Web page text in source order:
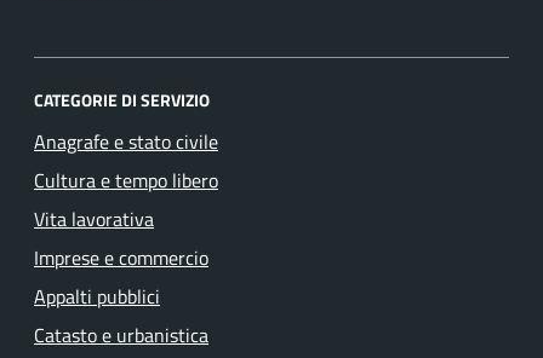
CATEGORIE DI SERVIZIO
Anagrafe e stato civile
Cultura e tempo libero
Vita lavorativa
Imprese e commercio
Appalti pubblici
Catasto e urbanistica